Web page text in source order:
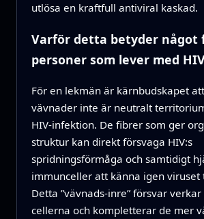
utlösa en kraftfull antiviral kaskad.
Varför detta betyder något
personer som lever med
För en lekmän är kärnbudskapet
vävnader inte är neutralt
HIV‑infektion. De fibrer som ger
struktur kan direkt försvaga HIV:s
spridningsförmåga och samtidigt
immunceller att känna igen viruset
Detta ”vävnads‑inre” försvar
cellerna och kompletterar de mer